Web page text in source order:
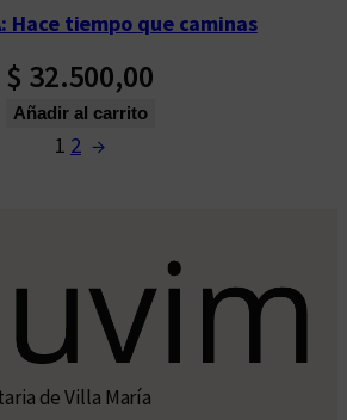
Hace tiempo que caminas
$ 32.500,00
Añadir al carrito
1 2 →
de Villa María